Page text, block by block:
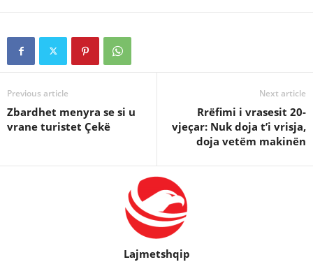
Previous article
Zbardhet menyra se si u
vrane turistet Çekë
Next article
Rrëfimi i vrasesit 20-
vjeçar: Nuk doja t’i vrisja,
doja vetëm makinën
Lajmetshqip